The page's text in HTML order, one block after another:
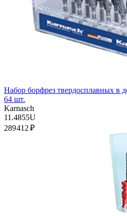
Набор борфрез твердосплавных в
64 шт.
Karnasch
11.4855U
289 412 ₽